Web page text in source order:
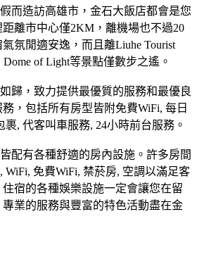
而造訪高雄市，金石大飯店都會是您
離市中心僅2KM，離機場也不過20
氛閒適安逸，而且離Liuhe Tourist
of Light等景點僅數步之遙。
歸，致力提供最優質的服務和最優良
，包括所有房型皆附免費WiFi, 每日
, 代客叫車服務, 24小時前台服務。
配有各種舒適的房內設施。許多房間
WiFi, 免費WiFi, 禁菸房, 空調以滿足客
宿的各種娛樂設施一定會讓您在留
業的服務與豐富的特色活動盡在金